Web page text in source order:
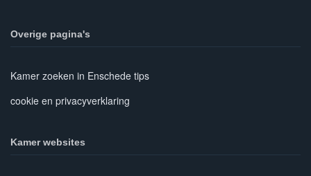
Overige pagina's
Kamer zoeken in Enschede tips
cookie en privacyverklaring
Kamer websites